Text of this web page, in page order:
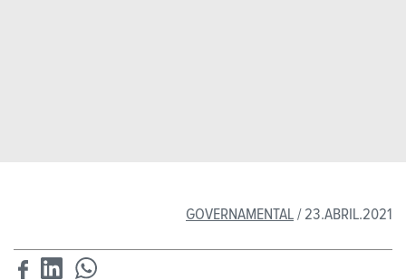
GOVERNAMENTAL/ 23.ABRIL.2021